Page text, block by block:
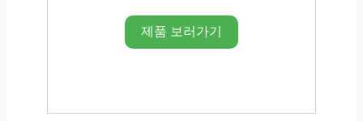
제품 보러가기